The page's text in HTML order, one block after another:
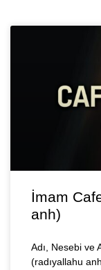
İmam
anh)
Adı, Nesebi ve
(radıyallahu